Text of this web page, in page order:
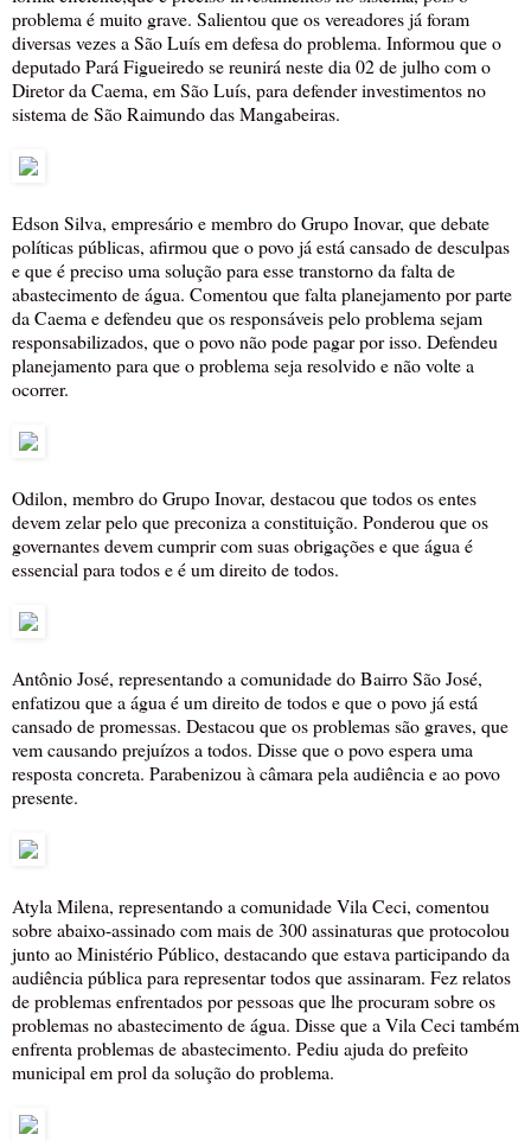
problema é muito grave. Salientou que os vereadores já foram
diversas vezes a São Luís em defesa do problema. Informou que o
deputado Pará Figueiredo se reunirá neste dia 02 de julho com o
Diretor da Caema, em São Luís, para defender investimentos no
sistema de São Raimundo das Mangabeiras.
Edson Silva, empresário e membro do Grupo Inovar, que debate
políticas públicas, afirmou que o povo já está cansado de desculpas
e que é preciso uma solução para esse transtorno da falta de
abastecimento de água. Comentou que falta planejamento por parte
da Caema e defendeu que os responsáveis pelo problema sejam
responsabilizados, que o povo não pode pagar por isso. Defendeu
planejamento para que o problema seja resolvido e não volte a
ocorrer.
Odilon, membro do Grupo Inovar, destacou que todos os entes
devem zelar pelo que preconiza a constituição. Ponderou que os
governantes devem cumprir com suas obrigações e que água é
essencial para todos e é um direito de todos.
Antônio José, representando a comunidade do Bairro São José,
enfatizou que a água é um direito de todos e que o povo já está
cansado de promessas. Destacou que os problemas são graves, que
vem causando prejuízos a todos. Disse que o povo espera uma
resposta concreta. Parabenizou à câmara pela audiência e ao povo
presente.
Atyla Milena, representando a comunidade Vila Ceci, comentou
sobre abaixo-assinado com mais de 300 assinaturas que protocolou
junto ao Ministério Público, destacando que estava participando da
audiência pública para representar todos que assinaram. Fez relatos
de problemas enfrentados por pessoas que lhe procuram sobre os
problemas no abastecimento de água. Disse que a Vila Ceci também
enfrenta problemas de abastecimento. Pediu ajuda do prefeito
municipal em prol da solução do problema.